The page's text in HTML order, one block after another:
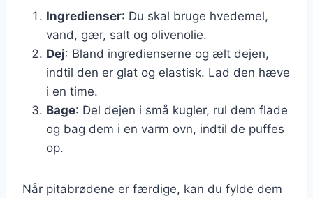
Ingredienser: Du skal bruge hvedemel,
vand, gær, salt og olivenolie.
Dej: Bland ingredienserne og ælt dejen,
indtil den er glat og elastisk. Lad den hæve
i en time.
Bage: Del dejen i små kugler, rul dem flade
og bag dem i en varm ovn, indtil de puffes
op.
Når pitabrødene er færdige, kan du fylde dem